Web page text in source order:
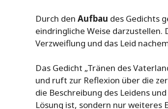
Durch den Aufbau des Gedichts
eindringliche Weise darzustellen.
Verzweiflung und das Leid
Das Gedicht „Tränen des
und ruft zur Reflexion über die
die Beschreibung des Leidens
Lösung ist, sondern nur weiteres